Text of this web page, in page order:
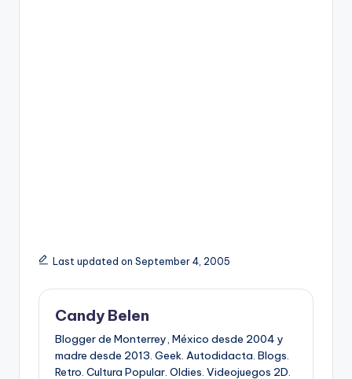
Last updated on September 4, 2005
Candy Belen
Blogger de Monterrey, México desde 2004 y
madre desde 2013. Geek. Autodidacta. Blogs.
Retro. Cultura Popular. Oldies. Videojuegos 2D.